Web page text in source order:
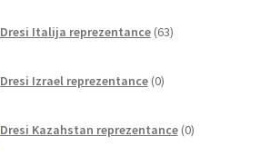
Dresi Italija reprezentance 63izdelkov
Dresi Izrael reprezentance 0izdelkov
Dresi Kazahstan reprezentance 0izdelkov